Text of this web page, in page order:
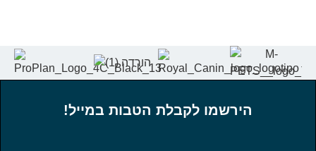
הירשמו לקבלת הטבות במייל!